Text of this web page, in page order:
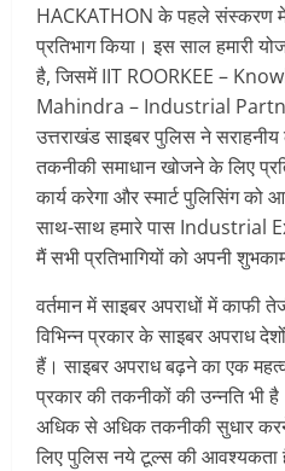
HACKATHON के पहले संस्करण
प्रतिभाग किया। इस साल हमारी
है, जिसमें IIT ROORKEE –
Mahindra – Industrial
उत्तराखंड साइबर पुलिस ने
तकनीकी समाधान खोजने के लिए
कार्य करेगा और स्मार्ट पुलिसिंग को
साथ-साथ हमारे पास Industrial
मैं सभी प्रतिभागियों को अपनी
वर्तमान में साइबर अपराधों में काफी
विभिन्न प्रकार के साइबर अपराध
हैं। साइबर अपराध बढ़ने का एक
प्रकार की तकनीकों की उन्नति भी
अधिक से अधिक तकनीकी सुधार
लिए पुलिस नये टूल्स की आवश्यकता